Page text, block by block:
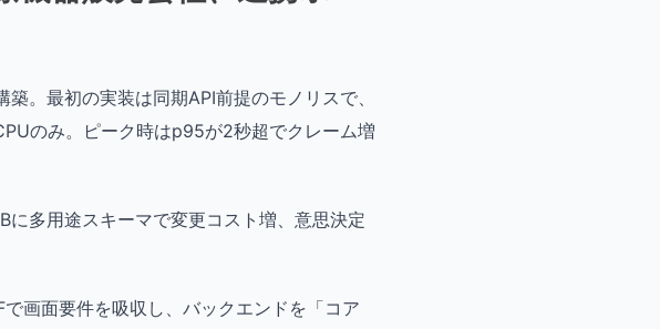
。最初の実装は同期API前提のモノリスで、
のみ。ピーク時はp95が2秒超でクレーム増
多用途スキーマで変更コスト増、意思決定
画面要件を吸収し、バックエンドを「コア